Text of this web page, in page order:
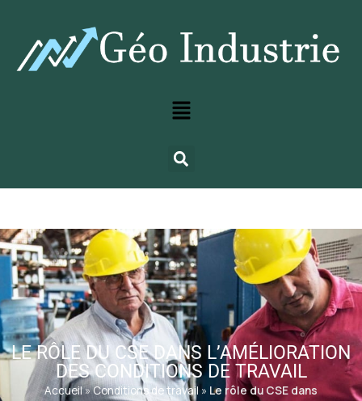
LE RÔLE DU CSE DANS L’AMÉLIORATION
DES CONDITIONS DE TRAVAIL
Accueil»Conditions de travail» Le rôle du CSE dans